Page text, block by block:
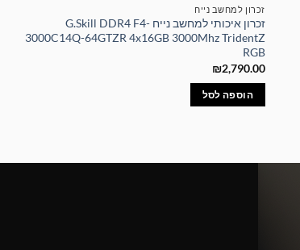
זכרון למחשב נייח
זכרון איכותי למחשב נייח G.Skill DDR4 F4-
3000C14Q-64GTZR 4x16GB 3000Mhz TridentZ
RGB
₪2,790.00
הוספה לסל